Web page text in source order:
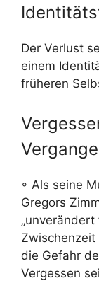
Der Verlust
einem
früheren
◦ Als seine
Gregors
Zwischenzeit
die Gefahr
Vergessen